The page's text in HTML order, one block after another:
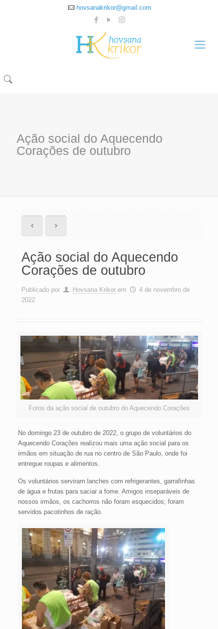
hovsanakrikor@gmail.com
Ação social do Aquecendo
Corações de outubro
Ação social do Aquecendo
Corações de outubro
Publicado por Hovsana Krikor em
4 de novembro de
2022
Fotos da ação social de outubro do Aquecendo Corações
No domingo 23 de outubro de 2022, o grupo de voluntários do
Aquecendo Corações realizou mais uma ação social para os
irmãos em situação de rua no centro de São Paulo, onde foi
entregue roupas e alimentos.
Os voluntários serviram lanches com refrigerantes, garrafinhas
de água e frutas para saciar a fome. Amigos inseparáveis de
nossos irmãos, os cachorros não foram esquecidos; foram
servidos pacotinhos de ração.